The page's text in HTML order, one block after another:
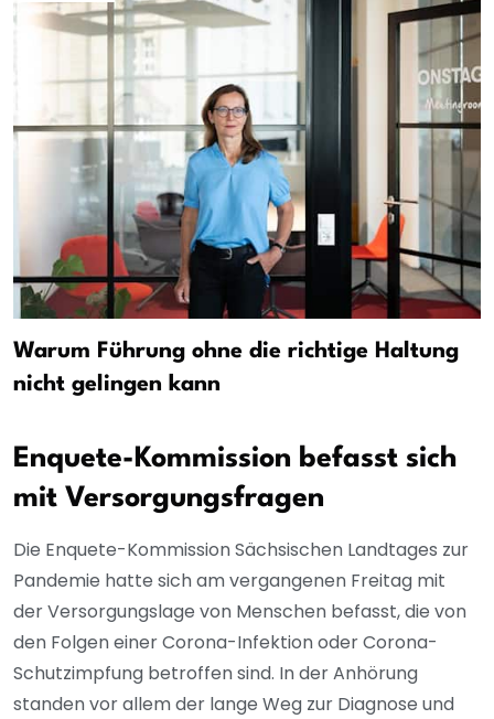
Warum Führung ohne die richtige Haltung
nicht gelingen kann
Enquete-Kommission befasst sich
mit Versorgungsfragen
Die Enquete-Kommission Sächsischen Landtages zur
Pandemie hatte sich am vergangenen Freitag mit
der Versorgungslage von Menschen befasst, die von
den Folgen einer Corona-Infektion oder Corona-
Schutzimpfung betroffen sind. In der Anhörung
standen vor allem der lange Weg zur Diagnose und